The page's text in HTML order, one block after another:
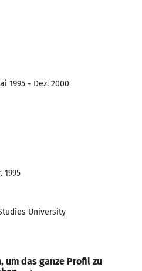
1995 - Dez. 2000
1995
University
um das ganze Profil zu